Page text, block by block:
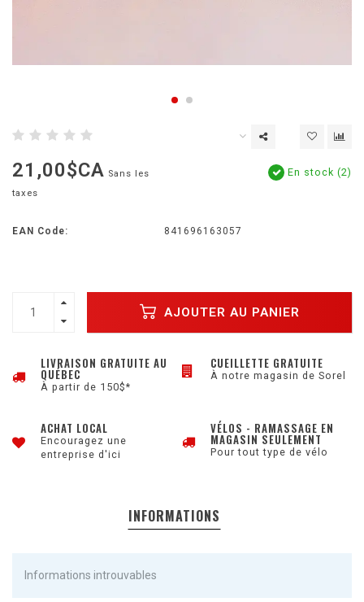
21,00$CA Sans les
taxes
En stock (2)
EAN Code: 841696163057
AJOUTER AU PANIER
LIVRAISON GRATUITE AU
QUÉBEC
À partir de 150$*
CUEILLETTE GRATUITE
À notre magasin de Sorel
ACHAT LOCAL
Encouragez une
entreprise d'ici
VÉLOS - RAMASSAGE EN
MAGASIN SEULEMENT
Pour tout type de vélo
INFORMATIONS
Informations introuvables